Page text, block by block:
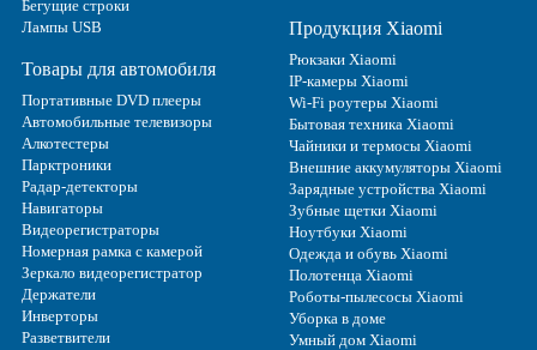
Бегущие строки
Лампы USB
Товары для автомобиля
Портативные DVD плееры
Автомобильные телевизоры
Алкотестеры
Парктроники
Радар-детекторы
Навигаторы
Видеорегистраторы
Номерная рамка с камерой
Зеркало видеорегистратор
Держатели
Инверторы
Разветвители
Продукция Xiaomi
Рюкзаки Xiaomi
IP-камеры Xiaomi
Wi-Fi роутеры Xiaomi
Бытовая техника Xiaomi
Чайники и термосы Xiaomi
Внешние аккумуляторы Xiaomi
Зарядные устройства Xiaomi
Зубные щетки Xiaomi
Ноутбуки Xiaomi
Одежда и обувь Xiaomi
Полотенца Xiaomi
Роботы-пылесосы Xiaomi
Уборка в доме
Умный дом Xiaomi